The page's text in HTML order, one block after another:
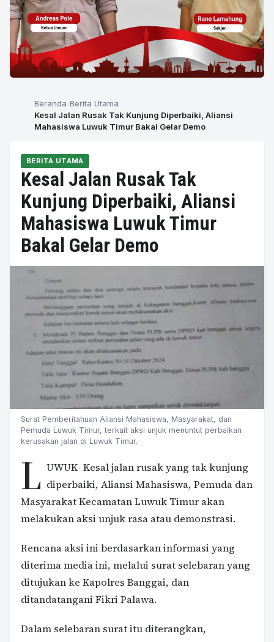
Beranda Berita Utama
Kesal Jalan Rusak Tak Kunjung Diperbaiki, Aliansi
Mahasiswa Luwuk Timur Bakal Gelar Demo
BERITA UTAMA
Kesal Jalan Rusak Tak
Kunjung Diperbaiki, Aliansi
Mahasiswa Luwuk Timur
Bakal Gelar Demo
Surat Pemberitahuan Aliansi Mahasiswa, Masyarakat, dan
Pemuda Luwuk Timur, terkait aksi unjuk menuntut perbaikan
kerusakan jalan di Luwuk Timur.
L UWUK- Kesal jalan rusak yang tak kunjung
diperbaiki, Aliansi Mahasiswa, Pemuda dan
Masyarakat Kecamatan Luwuk Timur akan
melakukan aksi unjuk rasa atau demonstrasi.
Rencana aksi ini berdasarkan informasi yang
diterima media ini, melalui surat selebaran yang
ditujukan ke Kapolres Banggai, dan
ditandatangani Fikri Palawa.
Dalam selebaran surat itu diterangkan,